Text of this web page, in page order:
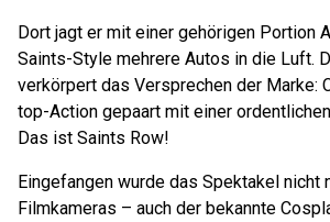
Dort jagt er mit einer gehörigen Portion
Saints-Style mehrere Autos in die Luft.
verkörpert das Versprechen der Marke:
top-Action gepaart mit einer
Das ist Saints Row!
Eingefangen wurde das Spektakel nicht
Filmkameras – auch der bekannte